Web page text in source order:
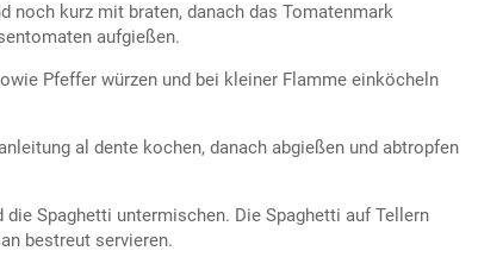
noch kurz mit braten, danach das Tomatenmark
aufgießen.
Pfeffer würzen und bei kleiner Flamme einköcheln
al dente kochen, danach abgießen und abtropfen
die Spaghetti untermischen. Die Spaghetti auf Tellern
bestreut servieren.